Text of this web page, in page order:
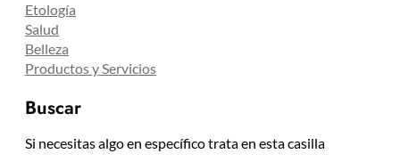
Etología
Salud
Belleza
Productos y Servicios
Buscar
Si necesitas algo en específico trata en esta casilla